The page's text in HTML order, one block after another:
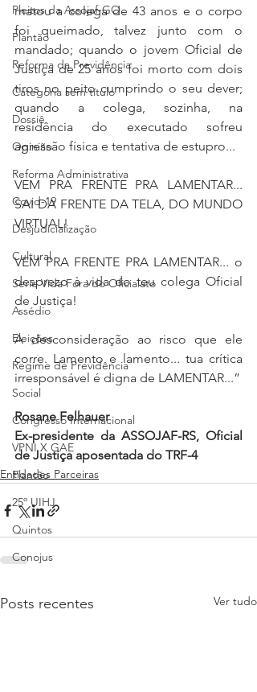
Pleitos da Assojaf-GO
Plantão
Reforma da Previdência
Categoria sem título
Dossiê
Opinião
Reforma Administrativa
Covid-19
Desjudicialização
Cultural
Serie Vida Fora do Oficialato
Assédio
Eleições
Regime de Previdência
Social
Congresso Internacional
VPNI X GAE
Plantão
25º UIHJ
Quintos
Conojus
matou a colega de 43 anos e o corpo
foi queimado, talvez junto com o
mandado; quando o jovem Oficial de
Justiça de 25 anos foi morto com dois
tiros no peito cumprindo o seu dever;
quando a colega, sozinha, na
residência do executado sofreu
agressão física e tentativa de estupro...
VEM PRA FRENTE PRA LAMENTAR...
SAI DA FRENTE DA TELA, DO MUNDO
VIRTUAL!
VEM PRA FRENTE PRA LAMENTAR... o
desprezo à vida do teu colega Oficial
de Justiça!
A desconsideração ao risco que ele
corre. Lamento e lamento... tua crítica
irresponsável é digna de LAMENTAR...”
Rosane Felhauer
Ex-presidente da ASSOJAF-RS, Oficial
de Justiça aposentada do TRF-4
Entidades Parceiras
Posts recentes Ver tudo